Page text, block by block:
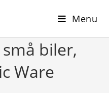
Menu
biler,
Ware